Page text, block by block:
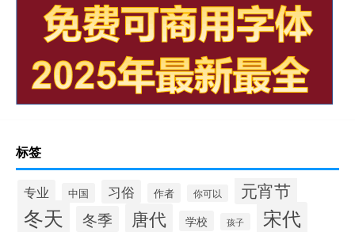
标签
专业 中国 习俗 作者 你可以 元宵节
冬天 冬季 唐代 学校 孩子 宋代